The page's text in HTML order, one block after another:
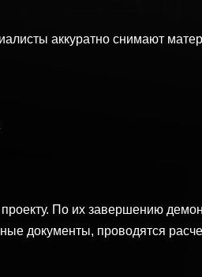
аккуратно снимают
По их завершению
документы, проводятся